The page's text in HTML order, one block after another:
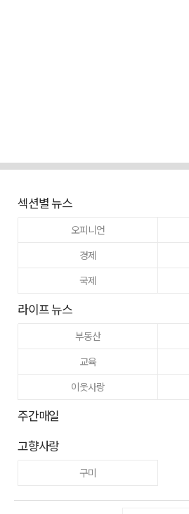
섹션별 뉴스
오피니언
경제
국제
라이프 뉴스
부동산
교육
이웃사랑
주간매일
고향사랑
구미